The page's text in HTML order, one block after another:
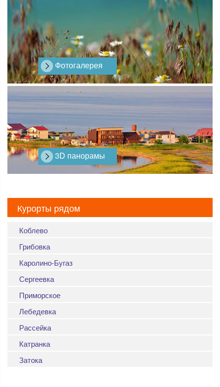
Фотогалерея
3D панорамы
Курорты рядом
Коблево
Грибовка
Каролино-Бугаз
Сергеевка
Приморское
Лебедевка
Рассейка
Катранка
Затока